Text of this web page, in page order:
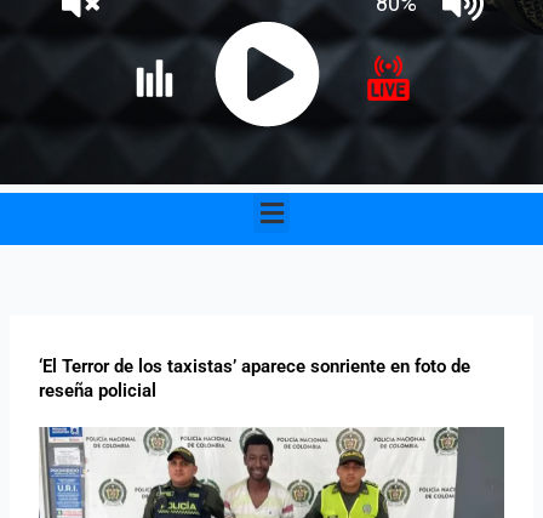
Menu
‘El Terror de los taxistas’ aparece sonriente en foto de
reseña policial